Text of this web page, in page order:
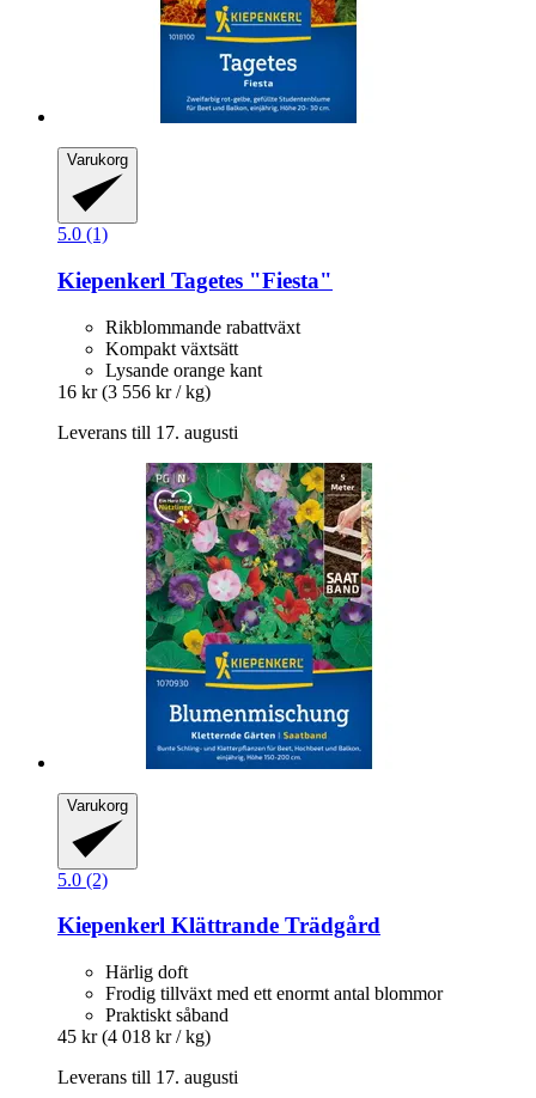
Varukorg
5.0 (1)
Kiepenkerl Tagetes "Fiesta"
Rikblommande rabattväxt
Kompakt växtsätt
Lysande orange kant
16 kr (3 556 kr / kg)
Leverans till 17. augusti
Varukorg
5.0 (2)
Kiepenkerl Klättrande Trädgård
Härlig doft
Frodig tillväxt med ett enormt antal blommor
Praktiskt såband
45 kr (4 018 kr / kg)
Leverans till 17. augusti